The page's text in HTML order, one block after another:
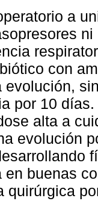
a
con
evolución,
por 10
alta a
evolución
en buenas
quirúrgica